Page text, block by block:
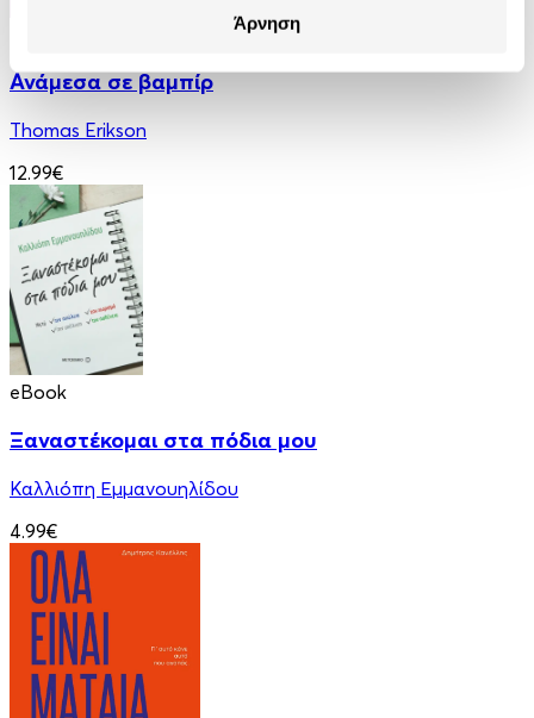
Άρνηση
Ανάμεσα σε βαμπίρ
Thomas Erikson
12.99€
eBook
Ξαναστέκομαι στα πόδια μου
Καλλιόπη Εμμανουηλίδου
4.99€